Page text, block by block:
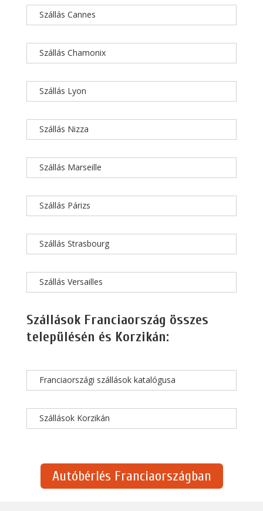
Szállás Cannes
Szállás Chamonix
Szállás Lyon
Szállás Nizza
Szállás Marseille
Szállás Párizs
Szállás Strasbourg
Szállás Versailles
Szállások Franciaország összes
településén és Korzikán:
Franciaországi szállások katalógusa
Szállások Korzikán
Autóbérlés Franciaországban